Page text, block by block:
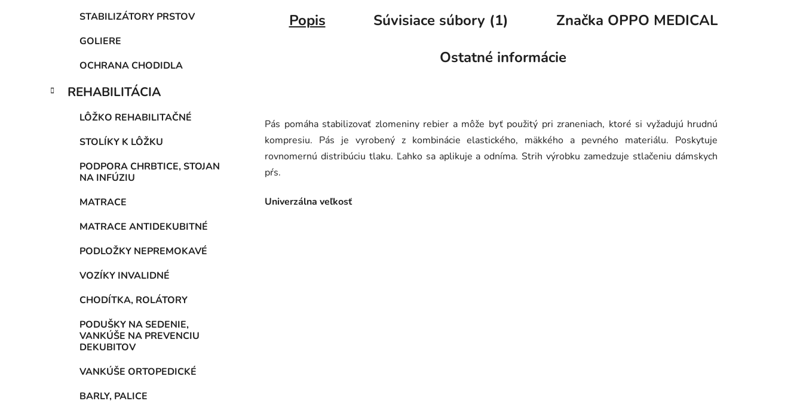
STABILIZÁTORY PRSTOV
GOLIERE
OCHRANA CHODIDLA
REHABILITÁCIA
LÔŽKO REHABILITAČNÉ
STOLÍKY K LÔŽKU
PODPORA CHRBTICE, STOJAN
NA INFÚZIU
MATRACE
MATRACE ANTIDEKUBITNÉ
PODLOŽKY NEPREMOKAVÉ
VOZÍKY INVALIDNÉ
CHODÍTKA, ROLÁTORY
PODUŠKY NA SEDENIE,
VANKÚŠE NA PREVENCIU
DEKUBITOV
VANKÚŠE ORTOPEDICKÉ
BARLY, PALICE
Popis Súvisiace súbory (1) Značka OPPO MEDICAL
Ostatné informácie
Pás pomáha stabilizovať zlomeniny rebier a môže byť použitý pri zraneniach, ktoré si vyžadujú hrudnú
kompresiu. Pás je vyrobený z kombinácie elastického, mäkkého a pevného materiálu. Poskytuje
rovnomernú distribúciu tlaku. Ľahko sa aplikuje a odníma. Strih výrobku zamedzuje stlačeniu dámskych
pŕs.
Univerzálna veľkosť